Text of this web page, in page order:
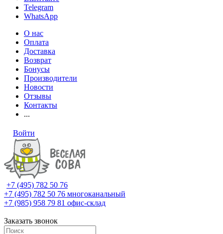
Telegram
WhatsApp
О нас
Оплата
Доставка
Возврат
Бонусы
Производители
Новости
Отзывы
Контакты
...
Войти
+7 (495) 782 50 76
+7 (495) 782 50 76 многоканальный
+7 (985) 958 79 81 офис-склад
Заказать звонок